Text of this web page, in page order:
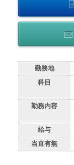
勤務地
科目
勤務内容
給与
当直有無